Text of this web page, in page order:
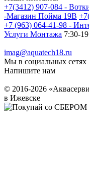
+7(3412) 907-084 -
-Магазин Пойма 19В
+7 (963) 064-41-98 -
Услуги Монтажа 7:30-
imag@aquatech18.ru
Мы в социальных сетях
Напишите нам
© 2016-2026
в Ижевске